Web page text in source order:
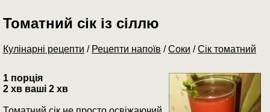
Томатний сік із сіллю
Кулінарні рецепти / Рецепти напоїв /Соки /Сік томатний
1 порція
2 хв ваші 2 хв